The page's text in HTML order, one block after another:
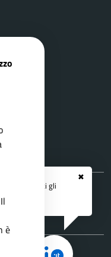
✖
e ricevi tutti gli
è